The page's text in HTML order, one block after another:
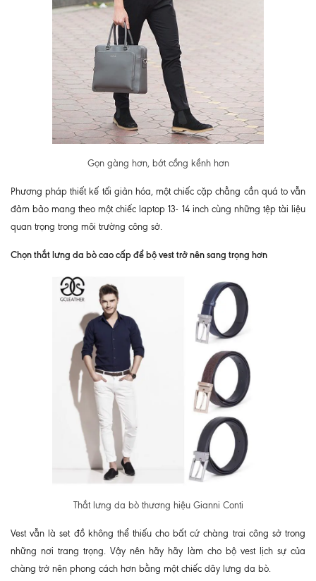
Gọn gàng hơn, bớt cồng kềnh hơn
Phương pháp thiết kế tối giản hóa, một chiếc cặp chẳng cần quá to vẫn
đảm bảo mang theo một chiếc laptop 13- 14 inch cùng những tệp tài liệu
quan trọng trong môi trường công sở.
Chọn thắt lưng da bò cao cấp để bộ vest trở nên sang trọng hơn
Thắt lưng da bò thương hiệu Gianni Conti
Vest vẫn là set đồ không thể thiếu cho bất cứ chàng trai công sở trong
những nơi trang trọng. Vậy nên hãy hãy làm cho bộ vest lịch sự của
chàng trở nên phong cách hơn bằng một chiếc dây lưng da bò.